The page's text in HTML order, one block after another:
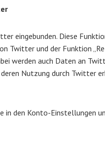
eingebunden. Diese
Twitter und der Funktion
werden auch Daten an
Nutzung durch Twitter
in den Konto-Einstellungen